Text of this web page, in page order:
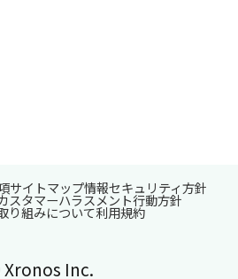
Inc.
サイトマップ情報セキュリティ方針
スタマーハラスメント行動方針
り組みについて利用規約